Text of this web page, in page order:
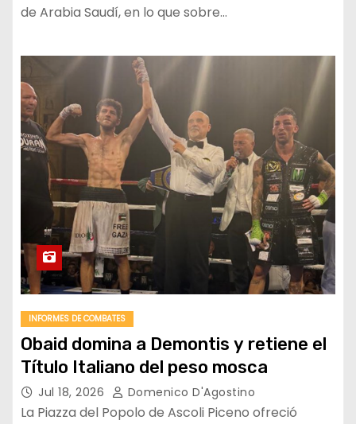
de Arabia Saudí, en lo que sobre…
INFORMES DE COMBATES
Obaid domina a Demontis y retiene el
Título Italiano del peso mosca
Jul 18, 2026 Domenico D'Agostino
La Piazza del Popolo de Ascoli Piceno ofreció